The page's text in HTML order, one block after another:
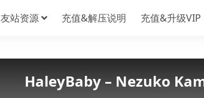
友站资源 充值&解压说明 充值&升级VIP
HaleyBaby – Nezuko